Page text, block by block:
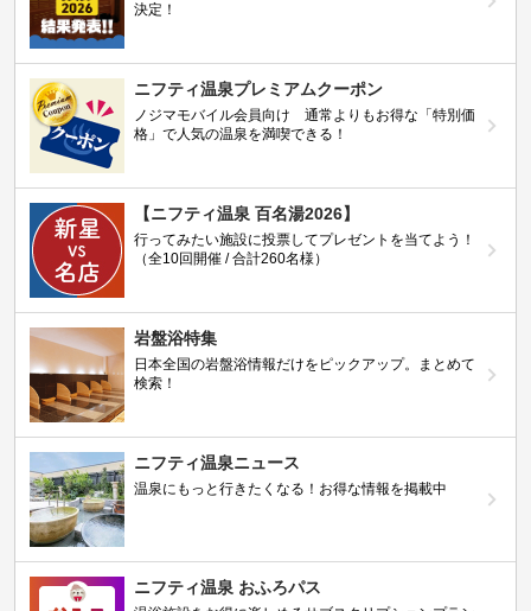
決定！
ニフティ温泉プレミアムクーポン
ノジマモバイル会員向け 通常よりもお得な「特別価
格」で人気の温泉を満喫できる！
【ニフティ温泉 百名湯2026】
行ってみたい施設に投票してプレゼントを当てよう！
（全10回開催 / 合計260名様）
岩盤浴特集
日本全国の岩盤浴情報だけをピックアップ。まとめて
検索！
ニフティ温泉ニュース
温泉にもっと行きたくなる！お得な情報を掲載中
ニフティ温泉 おふろパス